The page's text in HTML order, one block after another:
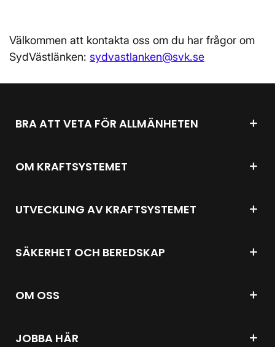
Välkommen att kontakta oss om du har frågor om
SydVästlänken: sydvastlanken@svk.se
BRA ATT VETA FÖR ALLMÄNHETEN
OM KRAFTSYSTEMET
UTVECKLING AV KRAFTSYSTEMET
SÄKERHET OCH BEREDSKAP
OM OSS
JOBBA HÄR